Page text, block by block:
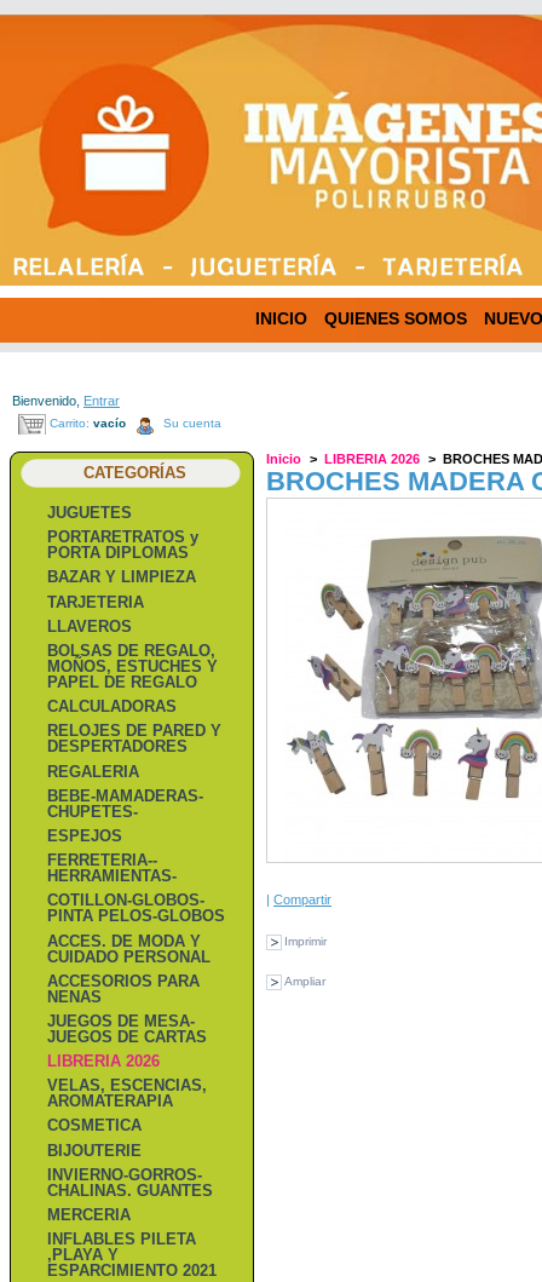
INICIO QUIENES SOMOS
Bienvenido, Entrar
Carrito: vacío Su cuenta
CATEGORÍAS
JUGUETES
PORTARETRATOS y
PORTA DIPLOMAS
BAZAR Y LIMPIEZA
TARJETERIA
LLAVEROS
BOLSAS DE REGALO,
MOÑOS, ESTUCHES Y
PAPEL DE REGALO
CALCULADORAS
RELOJES DE PARED Y
DESPERTADORES
REGALERIA
BEBE-MAMADERAS-
CHUPETES-
ESPEJOS
FERRETERIA--
HERRAMIENTAS-
COTILLON-GLOBOS-
PINTA PELOS-GLOBOS
ACCES. DE MODA Y
CUIDADO PERSONAL
ACCESORIOS PARA
NENAS
JUEGOS DE MESA-
JUEGOS DE CARTAS
LIBRERIA 2026
VELAS, ESCENCIAS,
AROMATERAPIA
COSMETICA
BIJOUTERIE
INVIERNO-GORROS-
CHALINAS. GUANTES
MERCERIA
INFLABLES PILETA
,PLAYA Y
ESPARCIMIENTO 2021
Inicio > LIBRERIA 2026 > BROCHES
BROCHES MADERA
| Compartir
Imprimir
Ampliar